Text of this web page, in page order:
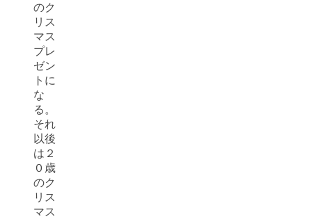
のク
リス
マス
プレ
ゼン
トに
な
る。
それ
以後
は２
０歳
のク
リス
マス